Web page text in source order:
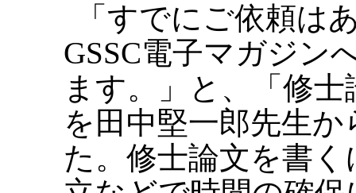
「すでにご依頼は
GSSC電子マガジン
ます。」と、「修
を田中堅一郎先生
た。修士論文を書